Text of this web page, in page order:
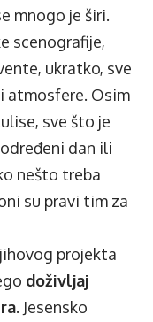
mnogo je širi.
scenografije,
ukratko, sve
atmosfere. Osim
sve što je
dan ili
nešto treba
su pravi tim za
projekta
doživljaj
. Jesensko